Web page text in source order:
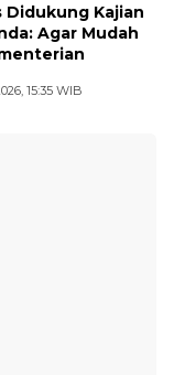
Didukung Kajian
Agar Mudah
15:35 WIB